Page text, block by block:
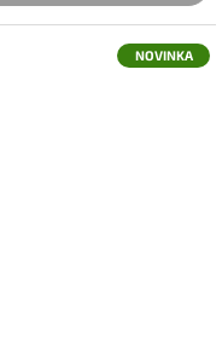
NOVINKA